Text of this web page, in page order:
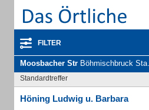
FILTER
Moosbacher Str Böhmischbruck Stadt Vohenstrauß - Unternehmen und Personen
Standardtreffer
Höning Ludwig u. Barbara